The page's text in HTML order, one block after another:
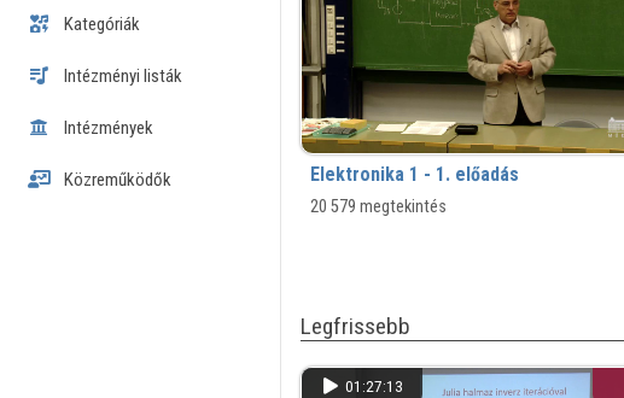
Kategóriák
Intézményi listák
Intézmények
Közreműködők Elektronika 1 - 1. előadás
20 579 megtekintés
Legfrissebb
01:27:13